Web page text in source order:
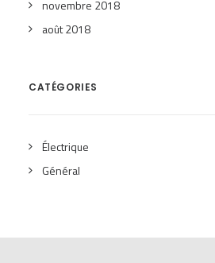
novembre 2018
août 2018
CATÉGORIES
Électrique
Général